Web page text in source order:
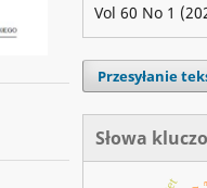
Vol 60 No 1
Przesyłanie
Słowa